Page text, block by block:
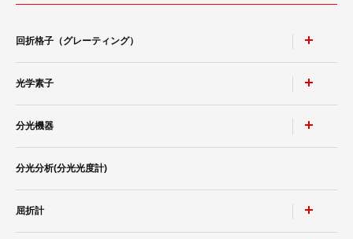
回折格子（グレーティング）
モノクロメータ用凹面回折格子
トロイダル回折格子
平面ブレーズド ホログラフィック 回折格子
光学素子
高耐性レーザミラー & レーザウィンドウ
ポルカドットビームスプリッタ
分光機器
小形分光器スペクトロメイト SPG-120シリーズ
分光分析(分光光度計)
分光分析(分光光度計)
屈折計